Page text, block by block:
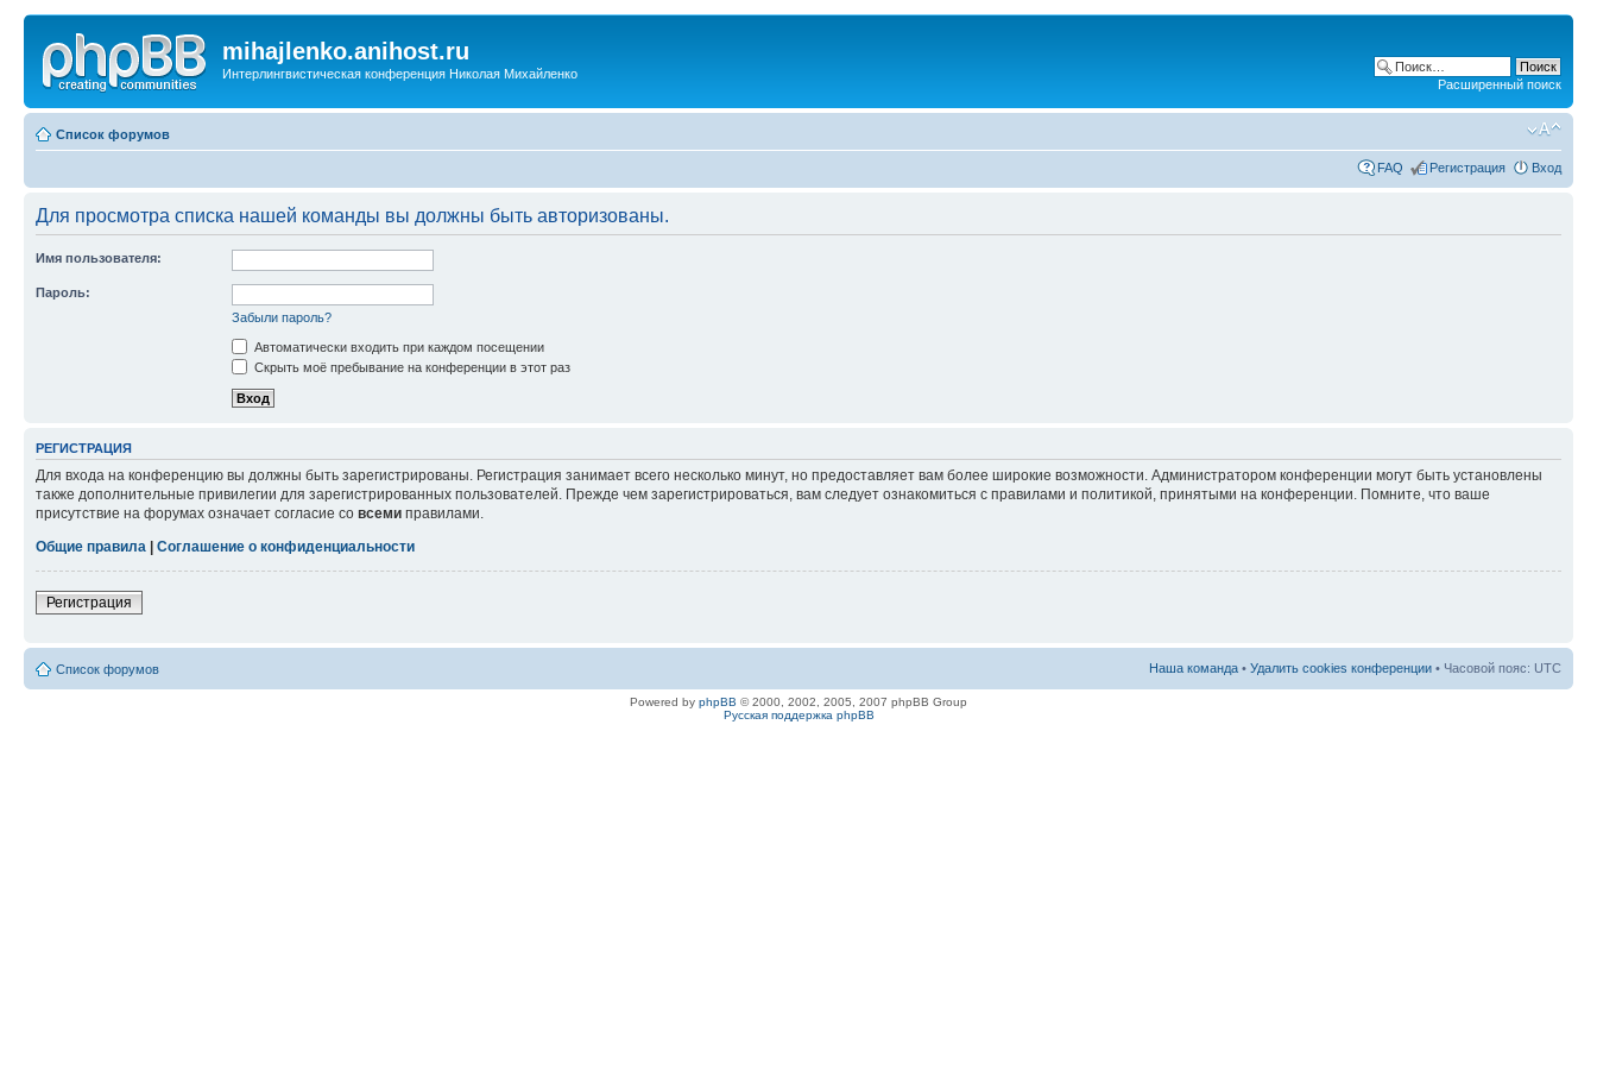
mihajlenko.anihost.ru
Интерлингвистическая конференция Николая Михайленко
Расширенный поиск
Список форумов
FAQ Регистрация Вход
Для просмотра списка нашей команды вы должны быть авторизованы.
Имя пользователя:
Пароль:
Забыли пароль?
Автоматически входить при каждом посещении
Скрыть моё пребывание на конференции в этот раз
РЕГИСТРАЦИЯ
Для входа на конференцию вы должны быть зарегистрированы. Регистрация занимает всего несколько минут, но предоставляет вам более широкие возможности. Администратором конференции могут быть установлены
также дополнительные привилегии для зарегистрированных пользователей. Прежде чем зарегистрироваться, вам следует ознакомиться с правилами и политикой, принятыми на конференции. Помните, что ваше
присутствие на форумах означает согласие со всеми правилами.
Общие правила
Соглашение о конфиденциальности
Регистрация
Список форумов Наша команда • Удалить cookies конференции • Часовой пояс: UTC
Powered by phpBB © 2000, 2002, 2005, 2007 phpBB Group
Русская поддержка phpBB